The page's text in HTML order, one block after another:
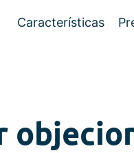
Características